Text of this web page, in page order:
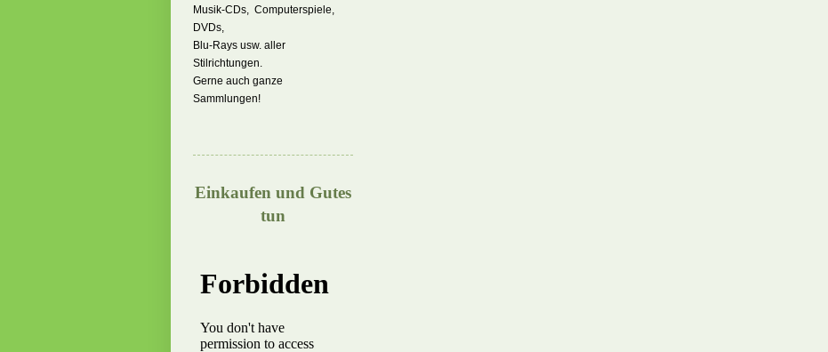
Musik-CDs, Computerspiele,
DVDs,
Blu-Rays usw. aller
Stilrichtungen.
Gerne auch ganze
Sammlungen!
Einkaufen und Gutes
tun